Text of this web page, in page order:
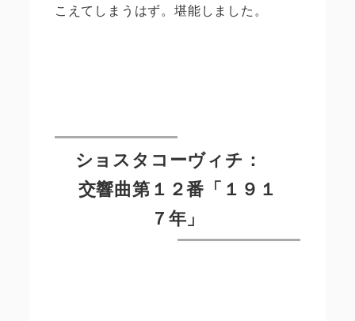
こえてしまうはず。堪能しました。
ショスタコーヴィチ：
交響曲第１２番「１９１
７年」